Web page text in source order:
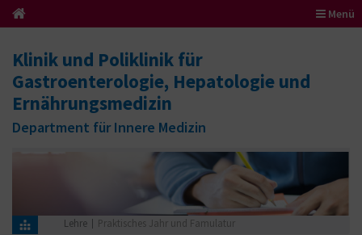
Menü
Klinik und Poliklinik für
Gastroenterologie, Hepatologie und
Ernährungsmedizin
Department für Innere Medizin
Lehre Praktisches Jahr und Famulatur